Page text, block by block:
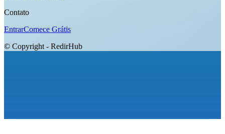
Contato
EntrarComece Grátis
© Copyright - RedirHub